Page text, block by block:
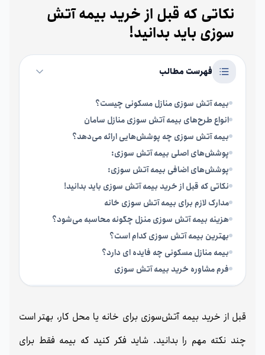
نکاتی که قبل از خرید بیمه آتش
سوزی باید بدانید!
فهرست مطالب
بیمه آتش سوزی منازل مسکونی چیست؟
انواع طرح‌های بیمه آتش‌ سوزی منازل سامان
بیمه آتش‌ سوزی چه پوشش‌هایی ارائه می‌دهد؟
پوشش‌های اصلی بیمه آتش‌ سوزی:
پوشش‌های اضافی بیمه آتش‌ سوزی:
نکاتی که قبل از خرید بیمه آتش سوزی باید بدانید!
مدارک لازم برای بیمه آتش سوزی خانه
هزینه بیمه آتش‌ سوزی منزل چگونه محاسبه می‌شود؟
بهترین بیمه آتش سوزی کدام است؟
بیمه منازل مسکونی چه فایده ای دارد؟
فرم مشاوره خرید بیمه آتش سوزی
قبل از خرید بیمه آتش‌سوزی برای خانه‌ یا محل کار، بهتر است
چند نکته مهم را بدانید. شاید فکر کنید که بیمه فقط برای